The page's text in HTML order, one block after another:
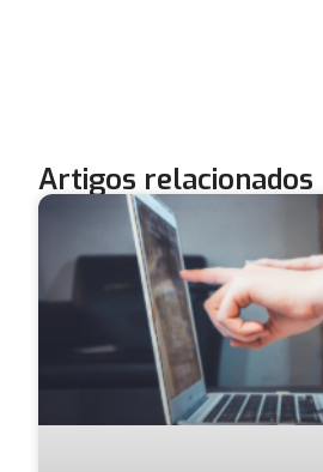
Artigos relacionados